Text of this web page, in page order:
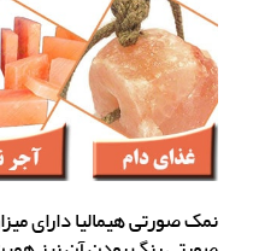
نمک صورتی هیمالیا دارای